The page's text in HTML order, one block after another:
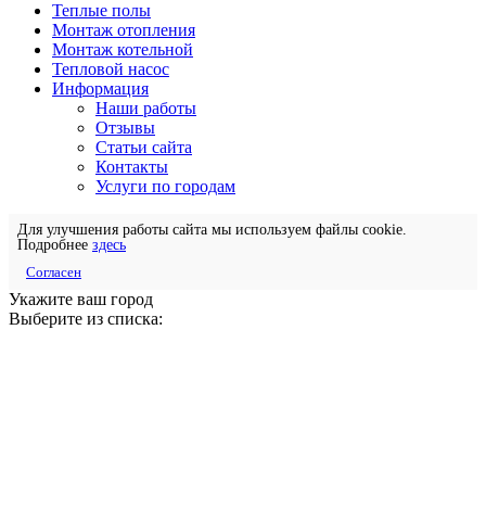
Теплые полы
Монтаж отопления
Монтаж котельной
Тепловой насос
Информация
Наши работы
Отзывы
Статьи сайта
Контакты
Услуги по городам
Для улучшения работы сайта мы используем файлы cookie.
Подробнее здесь
Согласен
Укажите ваш город
Выберите из списка: